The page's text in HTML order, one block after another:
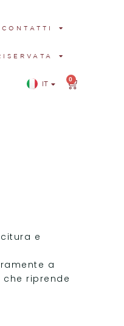
CONTATTI
IT
EN
0
e
a
riprende